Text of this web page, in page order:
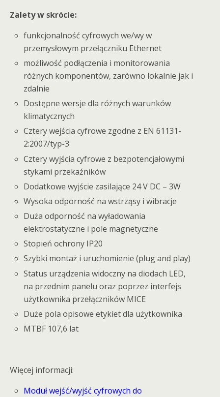
Zalety w skrócie:
funkcjonalność cyfrowych we/wy w
przemysłowym przełączniku Ethernet
możliwość podłączenia i monitorowania
różnych komponentów, zarówno lokalnie jak i
zdalnie
Dostępne wersje dla różnych warunków
klimatycznych
Cztery wejścia cyfrowe zgodne z EN 61131-
2:2007/typ-3
Cztery wyjścia cyfrowe z bezpotencjałowymi
stykami przekaźników
Dodatkowe wyjście zasilające 24 V DC – 3W
Wysoka odporność na wstrząsy i wibracje
Duża odporność na wyładowania
elektrostatyczne i pole magnetyczne
Stopień ochrony IP20
Szybki montaż i uruchomienie (plug and play)
Status urządzenia widoczny na diodach LED,
na przednim panelu oraz poprzez interfejs
użytkownika przełączników MICE
Duże pola opisowe etykiet dla użytkownika
MTBF 107,6 lat
Więcej informacji:
Moduł wejść/wyjść cyfrowych do